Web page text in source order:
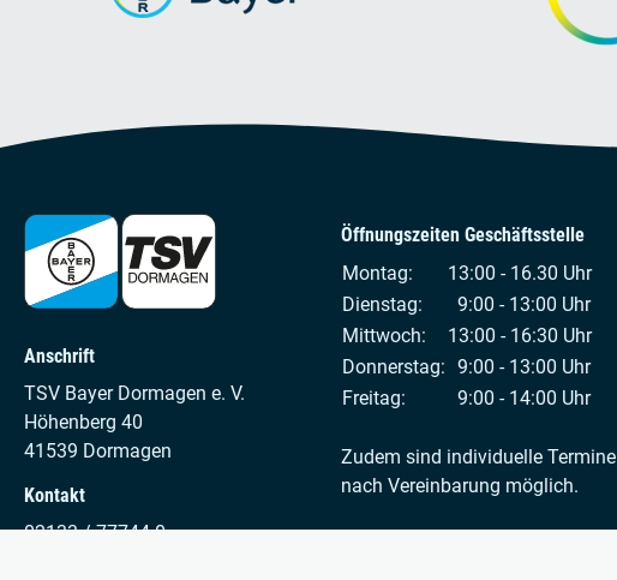
Anschrift
TSV Bayer Dormagen e. V.
Höhenberg 40
41539 Dormagen
Kontakt
02133 / 77744-0
Öffnungszeiten Geschäftsstelle
Montag:
13:00 - 16.30 Uhr
Dienstag:
9:00 - 13:00 Uhr
Mittwoch:
13:00 - 16:30 Uhr
Donnerstag: 9:00 - 13:00 Uhr
Freitag:
9:00 - 14:00 Uhr
Zudem sind individuelle Termine
nach Vereinbarung möglich.